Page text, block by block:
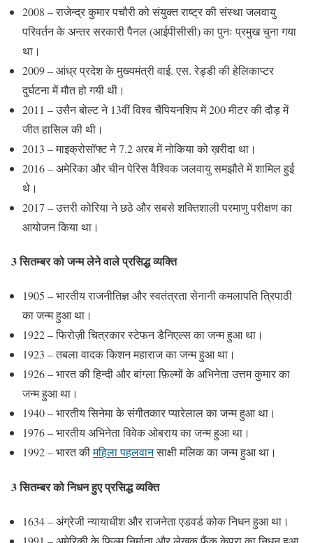
2008 – राजेन्द्र कुमार पचौरी को संयुक्त राष्ट्र की संस्था जलवायु
परिवर्तन के अन्तर सरकारी पैनल (आईपीसीसी) का पुनः प्रमुख चुना गया
था।
2009 – आंध्र प्रदेश के मुख्यमंत्री वाई. एस. रेड्डी की हेलिकाप्टर
दुर्घटना में मौत हो गयी थी।
2011 – उसैन बोल्ट ने 13वीं विश्व चैंपियनशिप में 200 मीटर की दौड़ में
जीत हासिल की थी।
2013 – माइक्रोसॉफ्ट ने 7.2 अरब में नोकिया को ख़रीदा था।
2016 – अमेरिका और चीन पेरिस वैश्विक जलवायु समझौते में शामिल हुई
थे।
2017 – उत्तरी कोरिया ने छठे और सबसे शक्तिशाली परमाणु परीक्षण का
आयोजन किया था।
3 सितम्बर को जन्म लेने वाले प्रसिद्ध व्यक्ति
1905 – भारतीय राजनीतिज्ञ और स्वतंत्रता सेनानी कमलापति त्रिपाठी
का जन्म हुआ था।
1922 – फिरोज़ी चित्रकार स्टेफन डैनिएल्स का जन्म हुआ था।
1923 – तबला वादक किशन महाराज का जन्म हुआ था।
1926 – भारत की हिन्दी और बांग्ला फ़िल्मों के अभिनेता उत्तम कुमार का
जन्म हुआ था।
1940 – भारतीय सिनेमा के संगीतकार प्यारेलाल का जन्म हुआ था।
1976 – भारतीय अभिनेता विवेक ओबराय का जन्म हुआ था।
1992 – भारत कीमहिला पहलवानसाक्षी मलिक का जन्म हुआ था।
3 सितम्बर को निधन हुए प्रसिद्ध व्यक्ति
1634 – अंग्रेजी न्यायाधीश और राजनेता एडवर्ड कोक निधन हुआ था।